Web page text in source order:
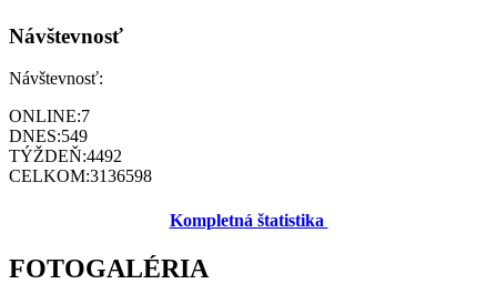
Návštevnosť
Návštevnosť:
ONLINE:7
DNES:549
TÝŽDEŇ:4492
CELKOM:3136598
Kompletná štatistika
FOTOGALÉRIA